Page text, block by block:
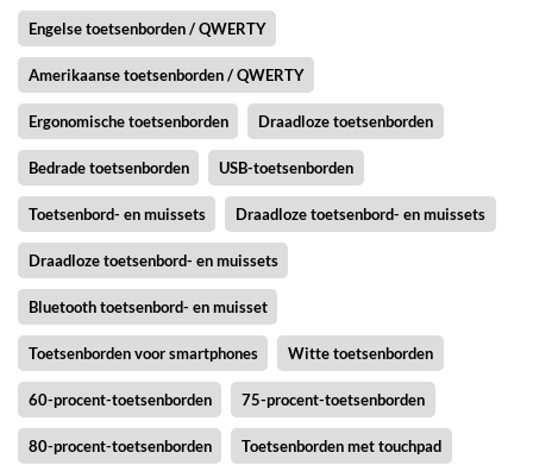
Engelse toetsenborden / QWERTY
Amerikaanse toetsenborden / QWERTY
Ergonomische toetsenborden Draadloze toetsenborden
Bedrade toetsenborden USB-toetsenborden
Toetsenbord- en muissets Draadloze toetsenbord- en muissets
Draadloze toetsenbord- en muissets
Bluetooth toetsenbord- en muisset
Toetsenborden voor smartphones Witte toetsenborden
60-procent-toetsenborden 75-procent-toetsenborden
80-procent-toetsenborden Toetsenborden met touchpad